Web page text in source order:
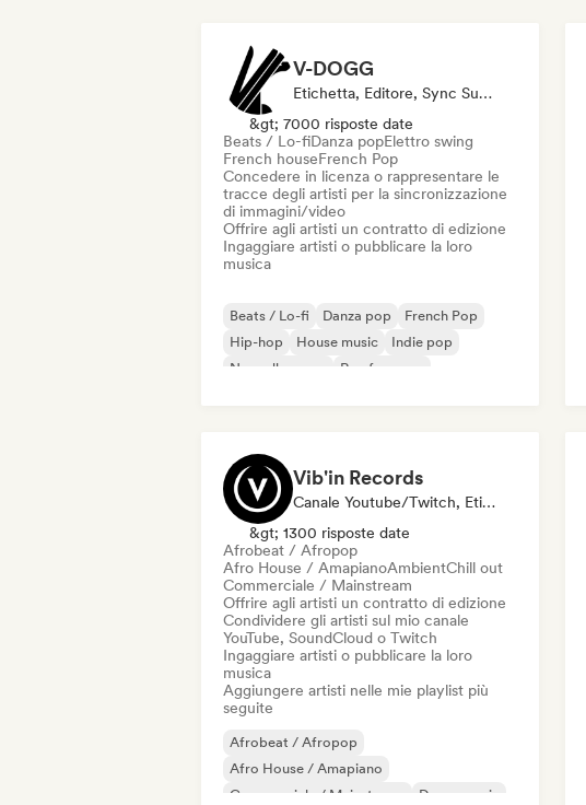
V-DOGG
Etichetta, Editore, Sync Supervisor
&gt; 7000 risposte date
Beats / Lo-fiDanza popElettro swing
French houseFrench Pop
Concedere in licenza o rappresentare le
tracce degli artisti per la sincronizzazione
di immagini/video
Offrire agli artisti un contratto di edizione
Ingaggiare artisti o pubblicare la loro
musica
Beats / Lo-fi Danza pop
French Pop
Hip-hop
House music
Indie pop
Nouvelle scene
Rap francese
Vib'in Records
Canale Youtube/Twitch, Etichetta, Curatore Di Playlist, Editore
&gt; 1300 risposte date
Afrobeat / Afropop
Afro House / AmapianoAmbientChill out
Commerciale / Mainstream
Offrire agli artisti un contratto di edizione
Condividere gli artisti sul mio canale
YouTube, SoundCloud o Twitch
Ingaggiare artisti o pubblicare la loro
musica
Aggiungere artisti nelle mie playlist più
seguite
Afrobeat / Afropop
Afro House / Amapiano
Commerciale / Mainstream
Dance music